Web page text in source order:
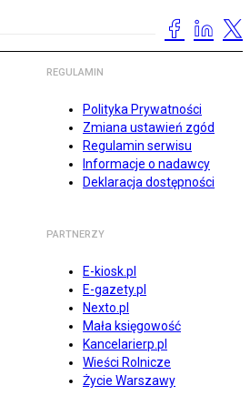
REGULAMIN
Polityka Prywatności
Zmiana ustawień zgód
Regulamin serwisu
Informacje o nadawcy
Deklaracja dostępności
PARTNERZY
E-kiosk.pl
E-gazety.pl
Nexto.pl
Mała księgowość
Kancelarierp.pl
Wieści Rolnicze
Życie Warszawy